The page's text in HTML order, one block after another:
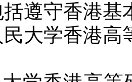
遵守香港
大学香港高